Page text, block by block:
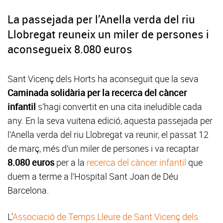
La passejada per l’Anella verda del riu
Llobregat reuneix un miler de persones i
aconsegueix 8.080 euros
Sant Vicenç dels Horts ha aconseguit que la seva
Caminada solidària per la recerca del càncer
infantil s’hagi convertit en una cita ineludible cada
any. En la seva vuitena edició, aquesta passejada per
l’Anella verda del riu Llobregat va reunir, el passat 12
de març, més d’un miler de persones i va recaptar
8.080 eurosper a la recerca del càncer infantil que
duem a terme a l’Hospital Sant Joan de Déu
Barcelona.
L'Associació de Temps Lleure de Sant Vicenç dels